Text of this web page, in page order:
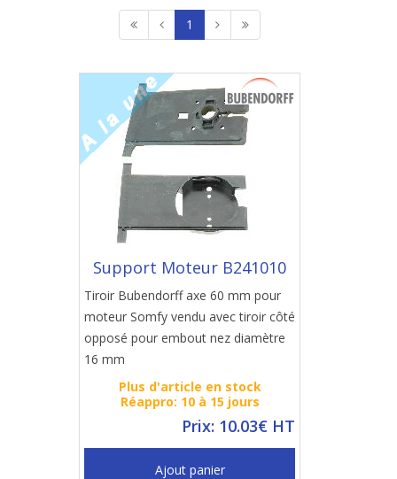
1
Support Moteur B241010
Tiroir Bubendorff axe 60 mm pour
moteur Somfy vendu avec tiroir côté
opposé pour embout nez diamètre
16 mm
Plus d'article en stock
Réappro: 10 à 15 jours
Prix: 10.03€ HT
Ajout panier